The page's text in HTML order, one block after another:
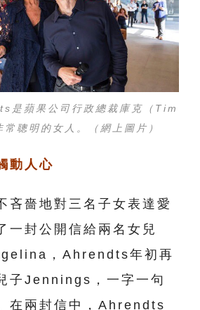
蘋果公司行政總裁庫克（Tim
聰明的女人。（網上圖片）
動人心
吝嗇地對三名子女表達愛
一封公開信給兩名女兒
，Ahrendts年初再
子Jennings，一字一句
在兩封信中，Ahrendts